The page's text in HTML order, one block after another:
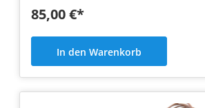
85,00 €*
In den Warenkorb